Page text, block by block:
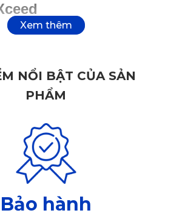
Form
Xceed KATA được cắt chuẩn xác
khoang lái đến cốp sau, ôm sát từng chi
lại khe hở, ngăn bụi bẩn, nước thấm
không xê dịch khi lái xe.
NỔI BẬT CỦA SẢN
PHẨM
Bảo hành